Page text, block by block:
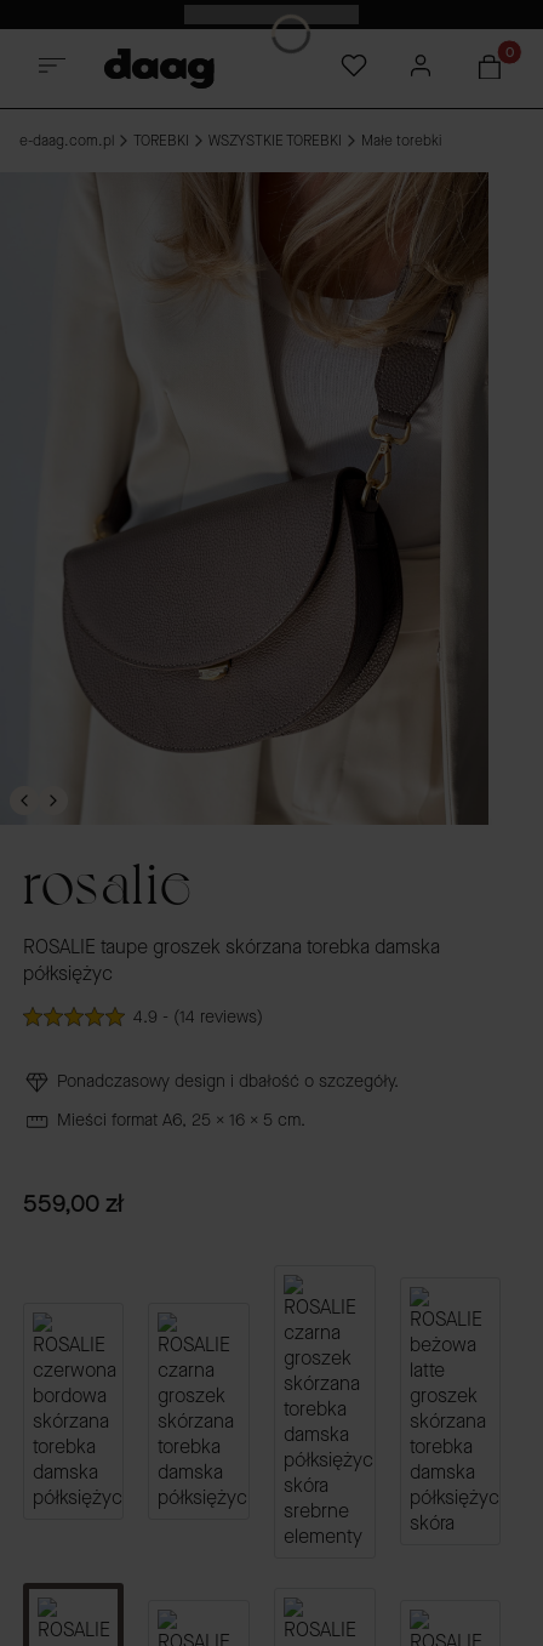
Odkryj nowości -15%
e-daag.com.pl TOREBKI WSZYSTKIE TOREBKI Małe torebki
rosalie
ROSALIE taupe groszek skórzana torebka damska
półksiężyc
4.9 - (14 reviews)
Ponadczasowy design i dbałość o szczegóły.
Mieści format A6, 25 x 16 x 5 cm.
Cena
559,00 zł